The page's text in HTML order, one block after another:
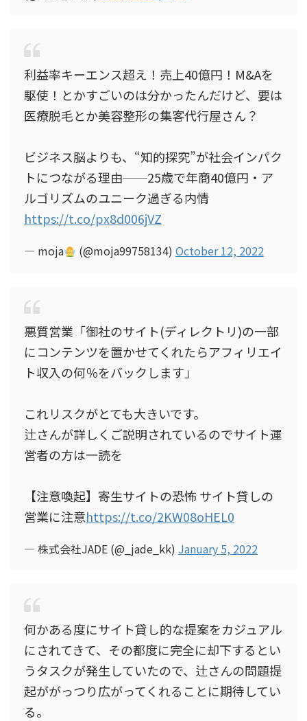
利益率キーエンス超え！売上40億円！M&Aを
駆使！とかすごいのは分かったんだけど、要は
医療脱毛とか美容整形の集客代行屋さん？
ビジネス脳よりも、“知的探究”が社会インパク
トにつながる理由──25歳で年商40億円・ア
ルゴリズムのユニーク過ぎる内情
https://t.co/px8d006jVZ
— moja (@moja99758134)October 12, 2022
悪質営業「御社のサイト(ディレクトリ)の一部
にコンテンツを置かせてくれたらアフィリエイ
ト収入の何％をバックします」
これリスクがとても大きいです。
辻さんが詳しくご説明されているのでサイト運
営者の方は一読を
【注意喚起】寄生サイトの恐怖 サイト貸しの
営業に注意https://t.co/2KW08oHEL0
— 株式会社JADE (@_jade_kk) January 5, 2022
何かある度にサイト貸し的な提案をカジュアル
にされてきて、その都度に完全に却下するとい
うタスクが発生していたので、辻さんの問題提
起ががっつり広がってくれることに期待してい
る。